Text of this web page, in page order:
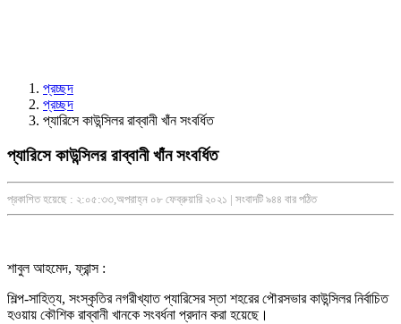
প্রচ্ছদ
প্রচ্ছদ
প্যারিসে কাউন্সিলর রাব্বানী খাঁন সংবর্ধিত
প্যারিসে কাউন্সিলর রাব্বানী খাঁন সংবর্ধিত
প্রকাশিত হয়েছে : ২:০৫:৩৩,অপরাহ্ন ০৮ ফেব্রুয়ারি ২০২১ | সংবাদটি ৯৪৪ বার পঠিত
শাবুল আহমেদ, ফ্রান্স :
শিল্প-সাহিত্য, সংস্কৃতির নগরীখ্যাত প্যারিসের স্তা শহরের পৌরসভার কাউন্সিলর নির্বাচিত
হওয়ায় কৌশিক রাব্বানী খানকে সংবর্ধনা প্রদান করা হয়েছে।